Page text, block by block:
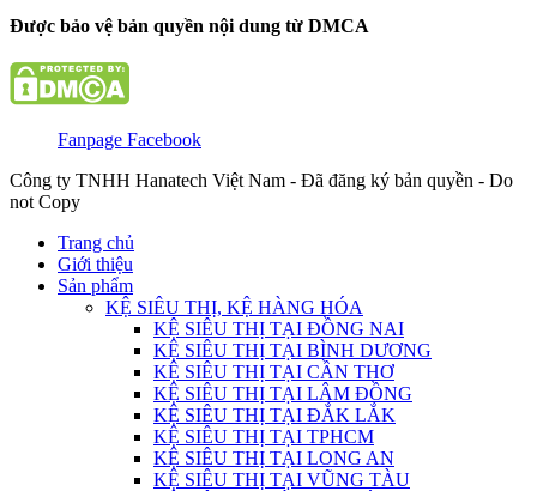
Được bảo vệ bản quyền nội dung từ DMCA
Fanpage Facebook
Công ty TNHH Hanatech Việt Nam - Đã đăng ký bản quyền - Do
not Copy
Trang chủ
Giới thiệu
Sản phẩm
KỆ SIÊU THỊ, KỆ HÀNG HÓA
KỆ SIÊU THỊ TẠI ĐỒNG NAI
KỆ SIÊU THỊ TẠI BÌNH DƯƠNG
KỆ SIÊU THỊ TẠI CẦN THƠ
KỆ SIÊU THỊ TẠI LÂM ĐỒNG
KỆ SIÊU THỊ TẠI ĐẮK LẮK
KỆ SIÊU THỊ TẠI TPHCM
KỆ SIÊU THỊ TẠI LONG AN
KỆ SIÊU THỊ TẠI VŨNG TÀU